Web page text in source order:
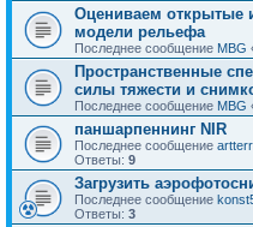
Оцениваем открытые
модели рельефа
Последнее сообщение MBG
Пространственные
силы тяжести и
Последнее сообщение MBG
паншарпеннинг NIR
Последнее сообщение
Ответы: 9
Загрузить
Последнее сообщение
Ответы: 3